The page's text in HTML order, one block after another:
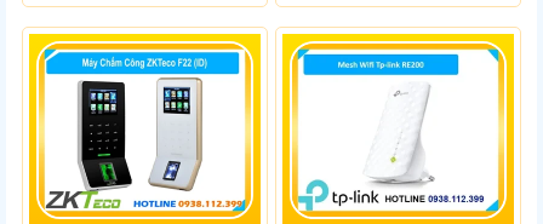
1201 Mbps trên 5GHz. Trang bị 2
ăng-ten ngoài cùng cổng Gigabit.
Hỗ trợ công nghệ 1024-QAM, công
nghệ OFDMA giúp tối ưu hiệu suất
mạng và Beamforming tăng cường
vùng phủ sóng. Kiểm soát truy cập
và quản lý qua ứng dụng
Mercusys.
mạch lên đến 3600 Mbps. Tốc độ
688 Mbps trên băng tần 2.4GHz và
2882 Mbps trên băng tần 5GHz.
Tương thích EasyMesh, quản lý
qua ứng dụng Tether.